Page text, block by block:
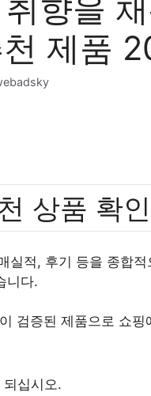
향을
제품
상품 확인
적, 후기 등을 종합적
니다.
검증된 제품으로 쇼핑
십시오.